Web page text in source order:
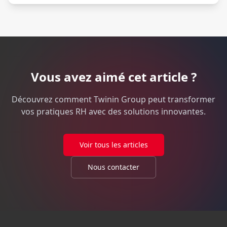
Vous avez aimé cet article ?
Découvrez comment Twinin Group peut transformer
vos pratiques RH avec des solutions innovantes.
Voir tous les articles
Nous contacter